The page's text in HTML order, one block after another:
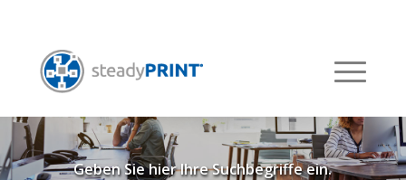
Willkommen in unserer
Knowledgebase
Geben Sie hier Ihre Suchbegriffe ein.